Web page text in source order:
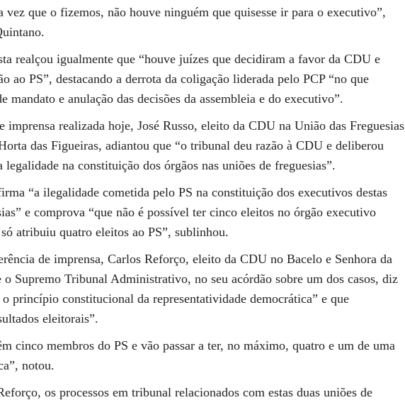
vez que o fizemos, não houve ninguém que quisesse ir para o executivo”,
realçou igualmente que “houve juízes que decidiram a favor da CDU e
ao PS”, destacando a derrota da coligação liderada pelo PCP “no que
mandato e anulação das decisões da assembleia e do executivo”.
imprensa realizada hoje, José Russo, eleito da CDU na União das Freguesias
das Figueiras, adiantou que “o tribunal deu razão à CDU e deliberou
legalidade na constituição dos órgãos nas uniões de freguesias”.
“a ilegalidade cometida pelo PS na constituição dos executivos destas
e comprova “que não é possível ter cinco eleitos no órgão executivo
atribuiu quatro eleitos ao PS”, sublinhou.
de imprensa, Carlos Reforço, eleito da CDU no Bacelo e Senhora da
o Supremo Tribunal Administrativo, no seu acórdão sobre um dos casos, diz
princípio constitucional da representatividade democrática” e que
eleitorais”.
cinco membros do PS e vão passar a ter, no máximo, quatro e um de uma
notou.
os processos em tribunal relacionados com estas duas uniões de